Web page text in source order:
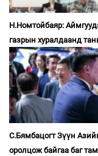
Н.Номтойбаяр:
газрын хуралдаанд
С.Бямбацогт Зүүн
оролцож байгаа баг